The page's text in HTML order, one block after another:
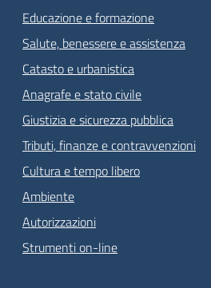
Educazione e formazione
Salute, benessere e assistenza
Catasto e urbanistica
Anagrafe e stato civile
Giustizia e sicurezza pubblica
Tributi, finanze e contravvenzioni
Cultura e tempo libero
Ambiente
Autorizzazioni
Strumenti on-line